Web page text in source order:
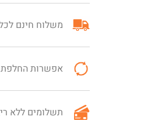
משלוח חינם
אפשרות החלפת
תשלומים ללא